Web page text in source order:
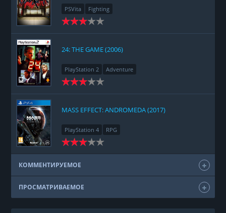
PSVita Fighting
24: THE GAME (2006)
PlayStation 2 Adventure
MASS EFFECT: ANDROMEDA (2017)
PlayStation 4 RPG
КОММЕНТИРУЕМОЕ
ПРОСМАТРИВАЕМОЕ